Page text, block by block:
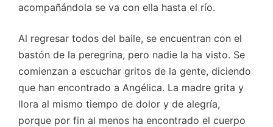
acompañándola se va con ella hasta el río.
Al regresar todos del baile, se encuentran con el
bastón de la peregrina, pero nadie la ha visto. Se
comienzan a escuchar gritos de la gente, diciendo
que han encontrado a Angélica. La madre grita y
llora al mismo tiempo de dolor y de alegría,
porque por fin al menos ha encontrado el cuerpo